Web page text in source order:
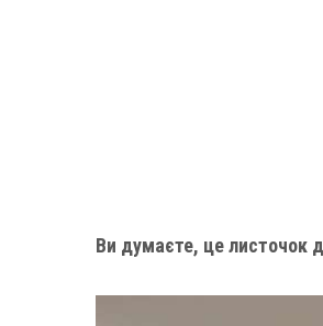
Ви думаєте, це листочок